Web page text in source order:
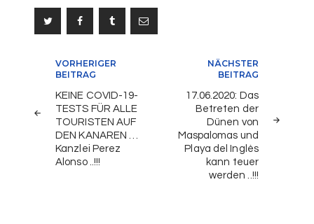
Beitragsnavigation
VORHERIGER
BEITRAG
KEINE COVID-19-
TESTS FÜR ALLE
TOURISTEN AUF
DEN KANAREN …
Kanzlei Perez
Alonso ..!!!
NÄCHSTER
BEITRAG
17.06.2020: Das
Betreten der
Dünen von
Maspalomas und
Playa del Inglès
kann teuer
werden ..!!!